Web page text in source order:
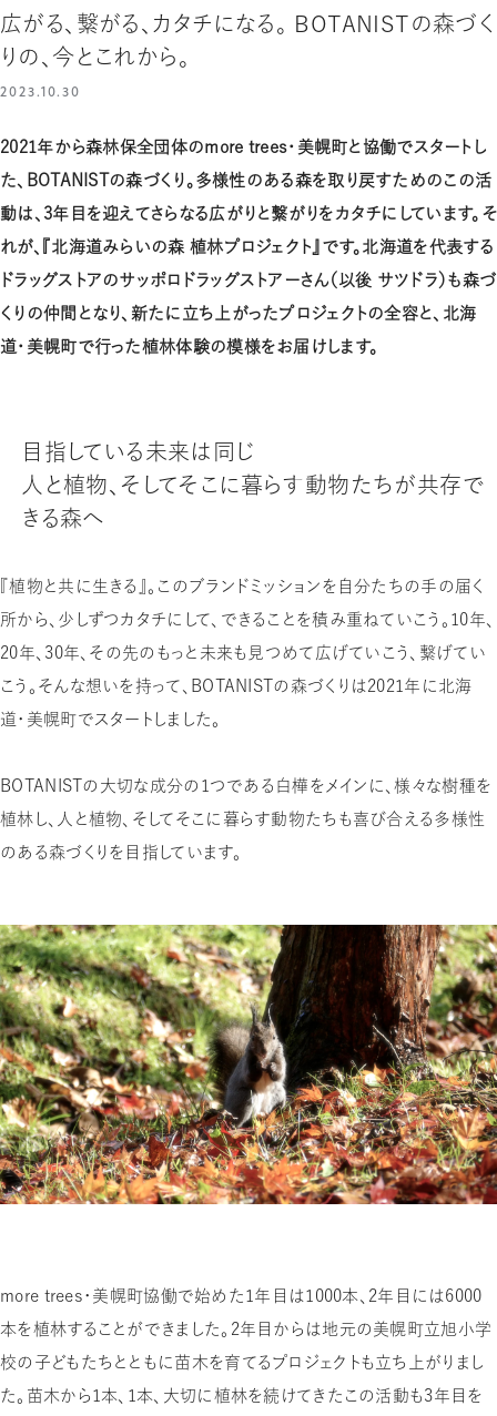
広がる、繋がる、カタチになる。 BOTANISTの森づく
りの、今とこれから。
2023.10.30
2021年から森林保全団体のmore trees・美幌町と協働でスタートし
た、BOTANISTの森づくり。多様性のある森を取り戻すためのこの活
動は、3年目を迎えてさらなる広がりと繋がりをカタチにしています。そ
れが、『北海道みらいの森 植林プロジェクト』です。北海道を代表する
ドラッグストアのサッポロドラッグストアーさん（以後 サツドラ）も森づ
くりの仲間となり、新たに立ち上がったプロジェクトの全容と、北海
道・美幌町で行った植林体験の模様をお届けします。
目指している未来は同じ
人と植物、そしてそこに暮らす動物たちが共存で
きる森へ
『植物と共に生きる』。このブランドミッションを自分たちの手の届く
所から、少しずつカタチにして、できることを積み重ねていこう。10年、
20年、30年、その先のもっと未来も見つめて広げていこう、繋げてい
こう。そんな想いを持って、BOTANISTの森づくりは2021年に北海
道・美幌町でスタートしました。
BOTANISTの大切な成分の1つである白樺をメインに、様々な樹種を
植林し、人と植物、そしてそこに暮らす動物たちも喜び合える多様性
のある森づくりを目指しています。
more trees・美幌町協働で始めた1年目は1000本、2年目には6000
本を植林することができました。2年目からは地元の美幌町立旭小学
校の子どもたちとともに苗木を育てるプロジェクトも立ち上がりまし
た。苗木から1本、1本、大切に植林を続けてきたこの活動も3年目を